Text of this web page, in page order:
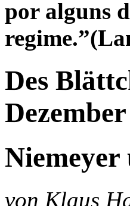
por alguns
Des
von Klaus